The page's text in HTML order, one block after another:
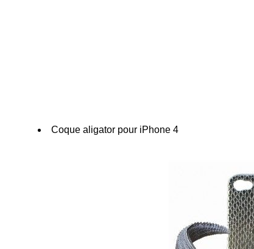
Coque aligator pour iPhone 4